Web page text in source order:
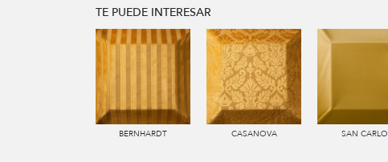
TE PUEDE INTERESAR
BERNHARDT CASANOVA SAN CARLO